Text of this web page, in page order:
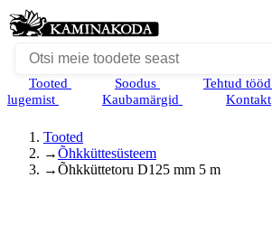
Tooted Soodus Tehtud tööd
lugemist
Kaubamärgid Kontakt
Tooted
→Õhkküttesüsteem
→Õhkküttetoru D125 mm 5 m